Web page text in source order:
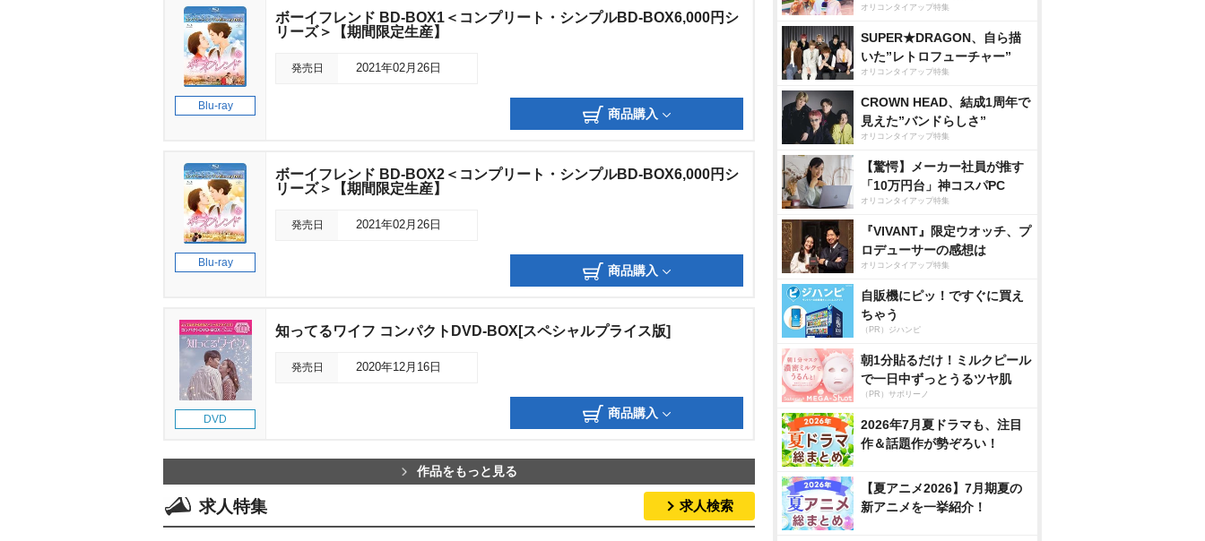
Blu-ray
ボーイフレンド BD-BOX1＜コンプリート・シンプルBD-BOX6,000円シ
リーズ＞【期間限定生産】
発売日 2021年02月26日
商品購入
Blu-ray
ボーイフレンド BD-BOX2＜コンプリート・シンプルBD-BOX6,000円シ
リーズ＞【期間限定生産】
発売日 2021年02月26日
商品購入
DVD
知ってるワイフ コンパクトDVD-BOX[スペシャルプライス版]
発売日 2020年12月16日
商品購入
作品をもっと見る
求人特集 求人検索
オリコンタイアップ特集
SUPER★DRAGON、自ら描
いた”レトロフューチャー”
オリコンタイアップ特集
CROWN HEAD、結成1周年で
見えた”バンドらしさ”
オリコンタイアップ特集
【驚愕】メーカー社員が推す
「10万円台」神コスパPC
オリコンタイアップ特集
『VIVANT』限定ウオッチ、プ
ロデューサーの感想は
オリコンタイアップ特集
自販機にピッ！ですぐに買え
ちゃう
（PR）ジハンピ
朝1分貼るだけ！ミルクピール
で一日中ずっとうるツヤ肌
（PR）サボリーノ
2026年7月夏ドラマも、注目
作＆話題作が勢ぞろい！
【夏アニメ2026】7月期夏の
新アニメを一挙紹介！